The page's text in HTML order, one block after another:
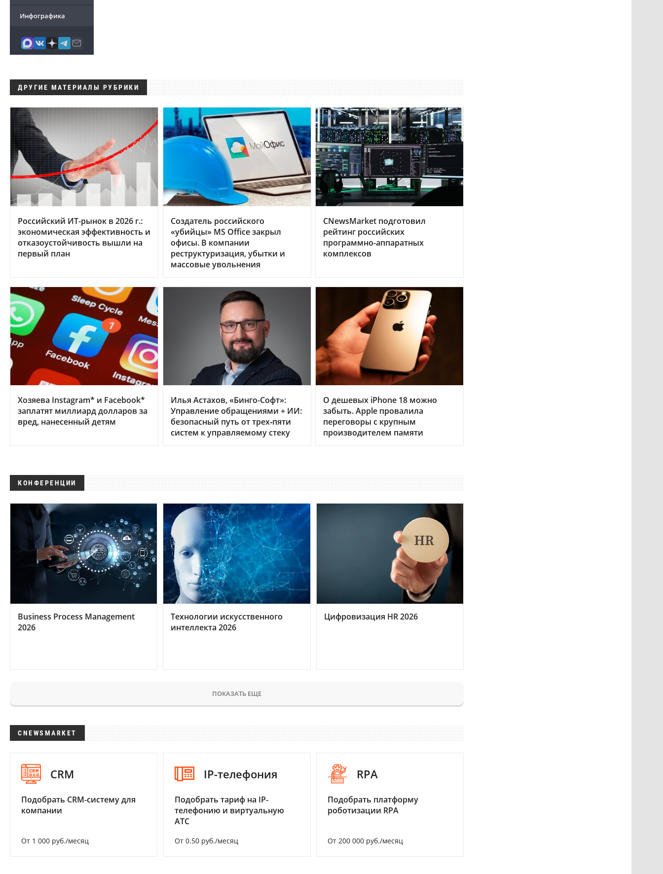
Инфографика
ДРУГИЕ МАТЕРИАЛЫ РУБРИКИ
Российский ИТ-рынок в 2026 г.:
экономическая эффективность и
отказоустойчивость вышли на
первый план
Создатель российского
«убийцы» MS Office закрыл
офисы. В компании
реструктуризация, убытки и
массовые увольнения
CNewsMarket подготовил
рейтинг российских
программно-аппаратных
комплексов
Хозяева Instagram* и Facebook*
заплатят миллиард долларов за
вред, нанесенный детям
Илья Астахов, «Бинго-Софт»:
Управление обращениями + ИИ:
безопасный путь от трех‑пяти
систем к управляемому стеку
О дешевых iPhone 18 можно
забыть. Apple провалила
переговоры с крупным
производителем памяти
КОНФЕРЕНЦИИ
Business Process Management
2026
Технологии искусственного
интеллекта 2026
Цифровизация HR 2026
ПОКАЗАТЬ ЕЩЕ
CNEWSMARKET
CRM
Подобрать CRM-систему для
компании
От 1 000 руб./месяц
IP-телефония
Подобрать тариф на IP-
телефонию и виртуальную
АТС
От 0.50 руб./месяц
RPA
Подобрать платформу
роботизации RPA
От 200 000 руб./месяц